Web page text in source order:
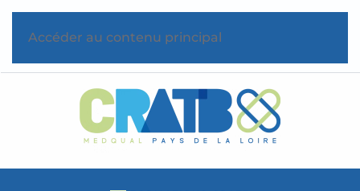
Accéder au contenu principal